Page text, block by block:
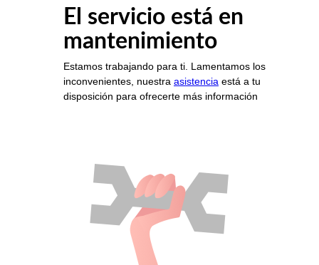
El servicio está en
mantenimiento
Estamos trabajando para ti. Lamentamos los
inconvenientes, nuestra asistencia está a tu
disposición para ofrecerte más información